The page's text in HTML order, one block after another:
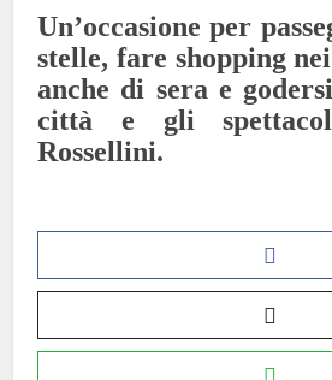
Un’occasione per
stelle, fare shopping
anche di sera e
città e gli
Rossellini.